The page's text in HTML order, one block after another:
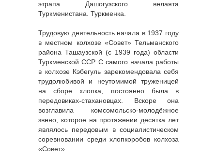
этрапа Дашогузского велаята
Туркменистана. Туркменка.
Трудовую деятельность начала в 1937 году
в местном колхозе «Совет» Тельманского
района Ташаузской (с 1939 года) области
Туркменской ССР. С самого начала работы
в колхозе Кэбегуль зарекомендовала себя
трудолюбивой и неутомимой труженицей
на сборе хлопка, постоянно была в
передовиках-стахановцах. Вскоре она
возглавила комсомольско-молодёжное
звено, которое на протяжении десятка лет
являлось передовым в социалистическом
соревновании среди хлопкоробов колхоза
«Совет».